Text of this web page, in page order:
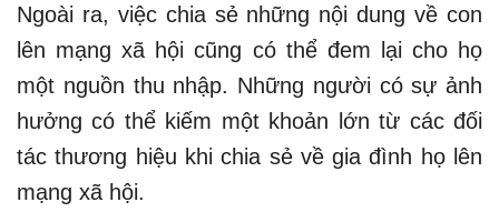
Ngoài ra, việc chia sẻ những nội dung về con
lên mạng xã hội cũng có thể đem lại cho họ
một nguồn thu nhập. Những người có sự ảnh
hưởng có thể kiếm một khoản lớn từ các đối
tác thương hiệu khi chia sẻ về gia đình họ lên
mạng xã hội.